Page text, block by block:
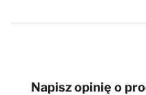
Napisz opinię o